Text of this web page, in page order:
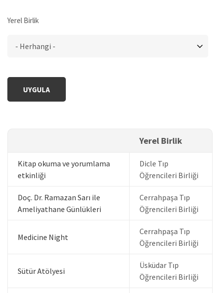
Yerel Birlik
Yerel Birlik
Kitap okuma ve yorumlama
etkinliği
Dicle Tıp
Öğrencileri Birliği
Doç. Dr. Ramazan Sarı ile
Ameliyathane Günlükleri
Cerrahpaşa Tıp
Öğrencileri Birliği
Medicine Night
Cerrahpaşa Tıp
Öğrencileri Birliği
Sütür Atölyesi
Üsküdar Tıp
Öğrencileri Birliği